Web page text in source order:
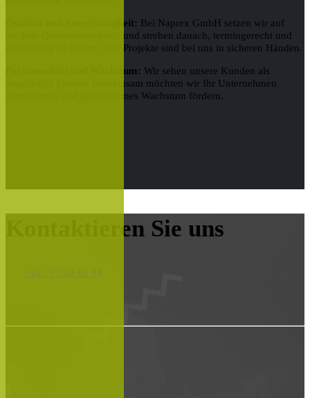
Qualität und Zuverlässigkeit: Bei Naprex GmbH setzen wir auf
höchste Qualitätsstandards und streben danach, termingerecht und
zuverlässig zu liefern. Ihre Projekte sind bei uns in sicheren Händen.
Partnerschaft und Wachstum: Wir sehen unsere Kunden als
langfristige Partner. Gemeinsam möchten wir Ihr Unternehmen
unterstützen und gemeinsames Wachstum fördern.
Kontaktieren Sie uns
+41 79 743 66 94